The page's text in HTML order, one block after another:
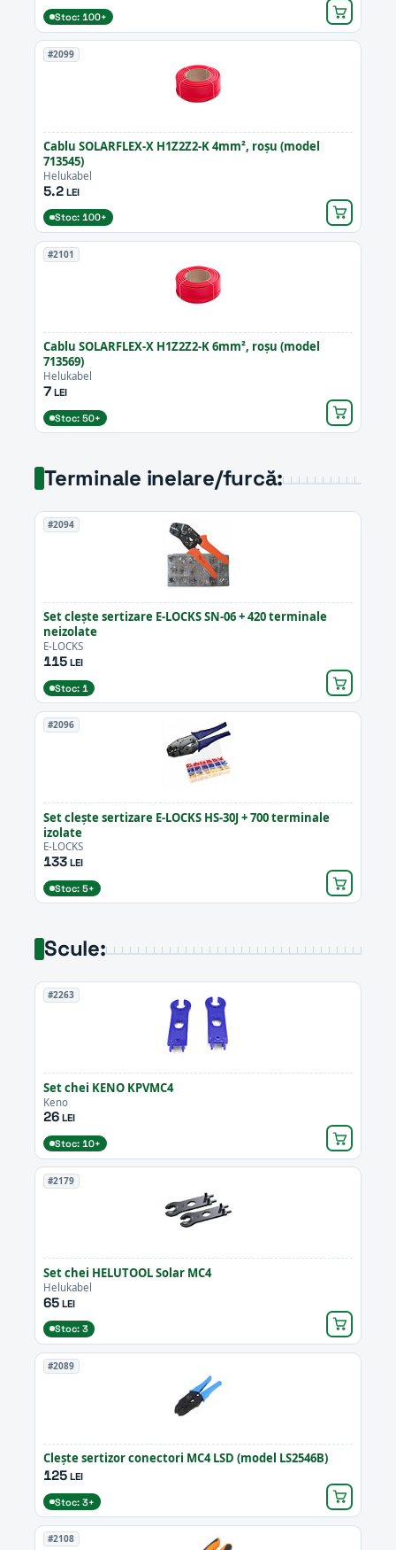
Stoc: 100+
#2099
Cablu SOLARFLEX-X H1Z2Z2-K 4mm², roșu (model
713545)
Helukabel
5.2LEI
Stoc: 100+
#2101
Cablu SOLARFLEX-X H1Z2Z2-K 6mm², roșu (model
713569)
Helukabel
7LEI
Stoc: 50+
Terminale inelare/furcă:
#2094
Set clește sertizare E-LOCKS SN-06 + 420 terminale
neizolate
E-LOCKS
115LEI
Stoc: 1
#2096
Set clește sertizare E-LOCKS HS-30J + 700 terminale
izolate
E-LOCKS
133LEI
Stoc: 5+
Scule:
#2263
Set chei KENO KPVMC4
Keno
26LEI
Stoc: 10+
#2179
Set chei HELUTOOL Solar MC4
Helukabel
65LEI
Stoc: 3
#2089
Clește sertizor conectori MC4 LSD (model LS2546B)
125LEI
Stoc: 3+
#2108